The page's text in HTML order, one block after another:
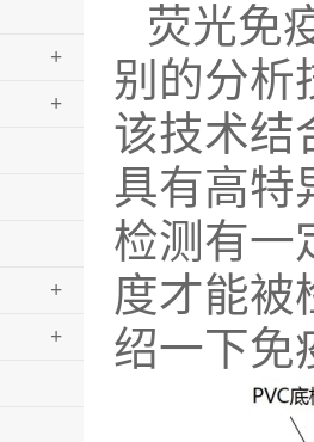
+
+
+
+
荧光免
别的分析
该技术结
具有高特
检测有一
度才能被
绍一下免